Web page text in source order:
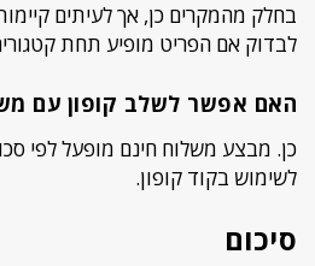
בחלק מהמקרים כן, אך לעיתים
לבדוק אם הפריט מופיע תחת
האם אפשר לשלב קופון עם
כן. מבצע משלוח חינם מופעל לפי
לשימוש בקוד קופון.
סיכום